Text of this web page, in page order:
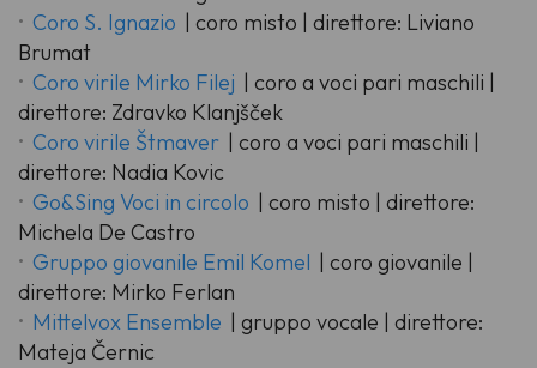
Coro S. Ignazio | coro misto | direttore: Liviano
Brumat
Coro virile Mirko Filej | coro a voci pari maschili |
direttore: Zdravko Klanjšček
Coro virile Štmaver | coro a voci pari maschili |
direttore: Nadia Kovic
Go&Sing Voci in circolo | coro misto | direttore:
Michela De Castro
Gruppo giovanile Emil Komel | coro giovanile |
direttore: Mirko Ferlan
Mittelvox Ensemble | gruppo vocale | direttore:
Mateja Černic